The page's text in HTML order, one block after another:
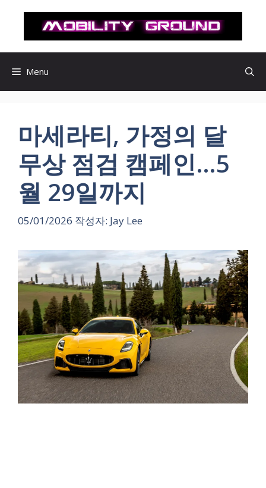
로
Menu
마세라티, 가정의 달
무상 점검 캠페인…5
월 29일까지
05/01/2026 작성자: Jay Lee